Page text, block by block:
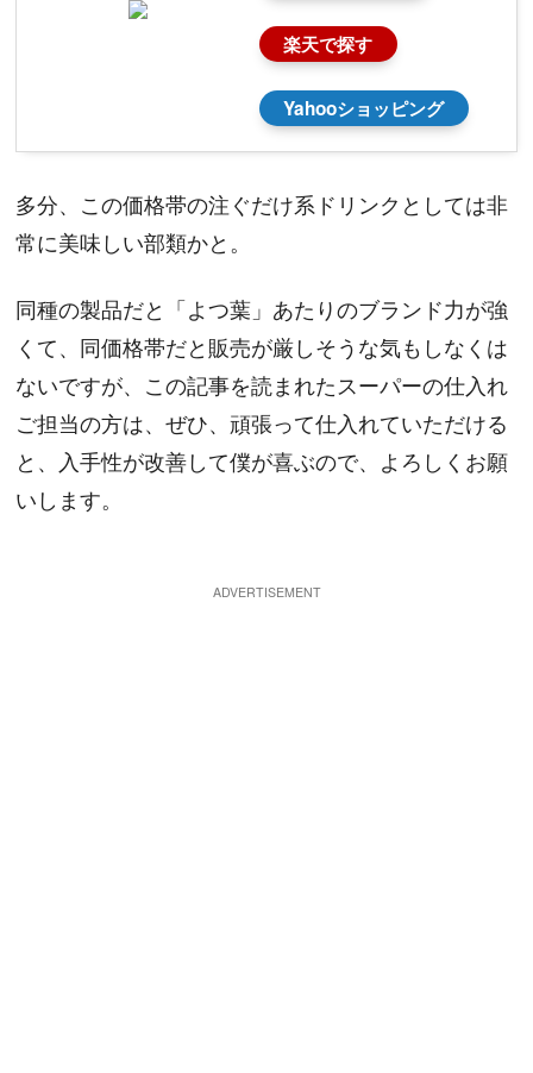
楽天で探す
Yahooショッピング
多分、この価格帯の注ぐだけ系ドリンクとしては非
常に美味しい部類かと。
同種の製品だと「よつ葉」あたりのブランド力が強
くて、同価格帯だと販売が厳しそうな気もしなくは
ないですが、この記事を読まれたスーパーの仕入れ
ご担当の方は、ぜひ、頑張って仕入れていただける
と、入手性が改善して僕が喜ぶので、よろしくお願
いします。